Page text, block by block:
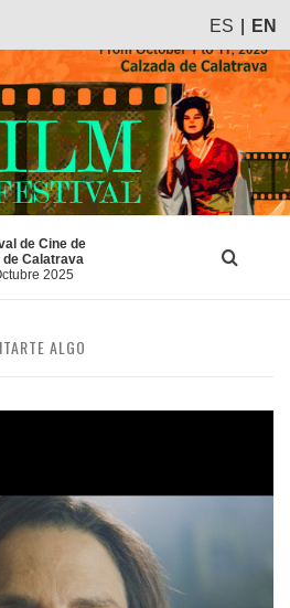
ES EN
de Cine de
de Calatrava
2025
ALGO